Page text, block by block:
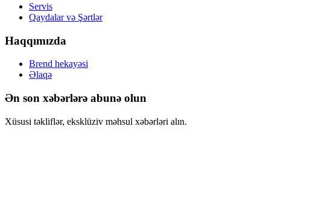
Servis
Qaydalar və Şərtlər
Haqqımızda
Brend hekayəsi
Əlaqə
Ən son xəbərlərə abunə olun
Xüsusi təkliflər, eksklüziv məhsul xəbərləri alın.